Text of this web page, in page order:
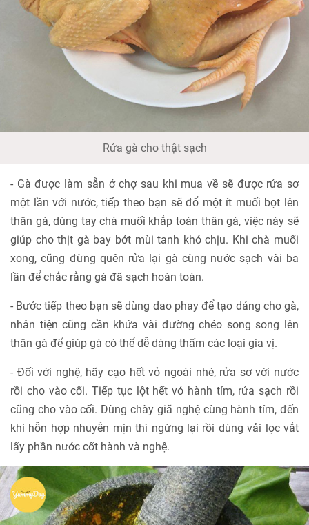
Rửa gà cho thật sạch
- Gà được làm sẵn ở chợ sau khi mua về sẽ được rửa sơ
một lần với nước, tiếp theo bạn sẽ đổ một ít muối bọt lên
thân gà, dùng tay chà muối khắp toàn thân gà, việc này sẽ
giúp cho thịt gà bay bớt mùi tanh khó chịu. Khi chà muối
xong, cũng đừng quên rửa lại gà cùng nước sạch vài ba
lần để chắc rằng gà đã sạch hoàn toàn.
- Bước tiếp theo bạn sẽ dùng dao phay để tạo dáng cho gà,
nhân tiện cũng cần khứa vài đường chéo song song lên
thân gà để giúp gà có thể dễ dàng thấm các loại gia vị.
- Đối với nghệ, hãy cạo hết vỏ ngoài nhé, rửa sơ với nước
rồi cho vào cối. Tiếp tục lột hết vỏ hành tím, rửa sạch rồi
cũng cho vào cối. Dùng chày giã nghệ cùng hành tím, đến
khi hỗn hợp nhuyễn mịn thì ngừng lại rồi dùng vải lọc vắt
lấy phần nước cốt hành và nghệ.